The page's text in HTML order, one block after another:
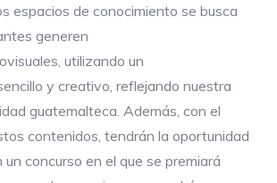
espacios de conocimiento se busca
generen
utilizando un
y creativo, reflejando nuestra
guatemalteca. Además, con el
contenidos, tendrán la oportunidad
concurso en el que se premiará